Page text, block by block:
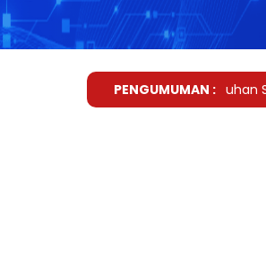
PENGUMUMAN :
Penjelasan Lanjut Kriteria Pematuhan